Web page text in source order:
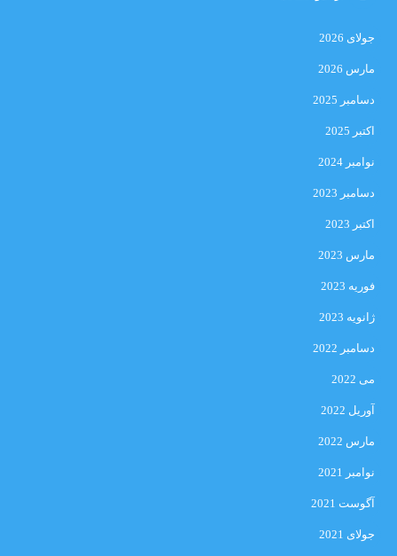
جولای 2026
مارس 2026
دسامبر 2025
اکتبر 2025
نوامبر 2024
دسامبر 2023
اکتبر 2023
مارس 2023
فوریه 2023
ژانویه 2023
دسامبر 2022
می 2022
آوریل 2022
مارس 2022
نوامبر 2021
آگوست 2021
جولای 2021